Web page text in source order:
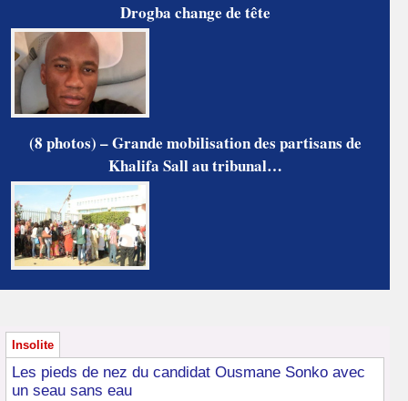
Drogba change de tête
(8 photos) – Grande mobilisation des partisans de
Khalifa Sall au tribunal…
Insolite
Les pieds de nez du candidat Ousmane Sonko avec
un seau sans eau